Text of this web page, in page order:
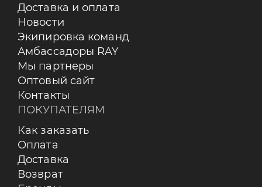
Доставка и оплата
Новости
Экипировка команд
Амбассадоры RAY
Мы партнеры
Оптовый сайт
Контакты
ПОКУПАТЕЛЯМ
Как заказать
Оплата
Доставка
Возврат